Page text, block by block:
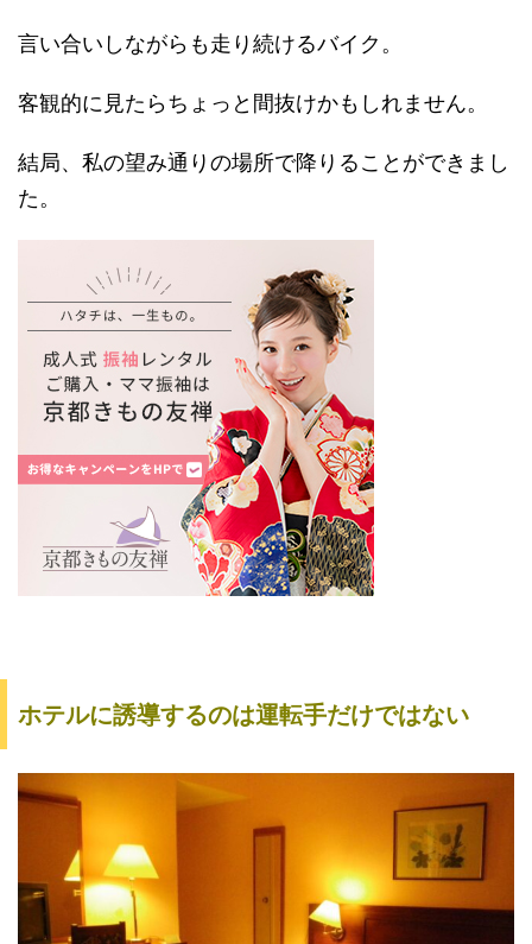
言い合いしながらも走り続けるバイク。
客観的に見たらちょっと間抜けかもしれません。
結局、私の望み通りの場所で降りることができまし
た。
ホテルに誘導するのは運転手だけではない